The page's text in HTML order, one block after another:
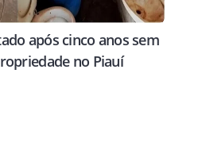
após cinco anos sem
no Piauí